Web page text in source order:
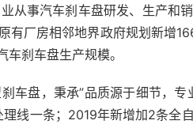
从事汽车刹车盘研发、生产和
有厂房相邻地界政府规划新增
刹车盘生产规模。
车盘，秉承”品质源于细节，
线一条；2019年新增加2条全